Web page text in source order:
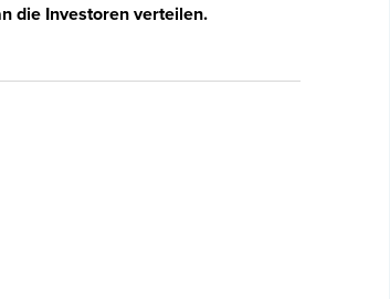
die Investoren verteilen.